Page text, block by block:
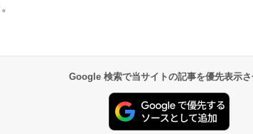
Google 検索で当サイトの記事を優先表示さ